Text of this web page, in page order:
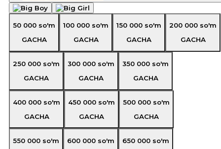
50 000 so'm
GACHA
100 000 so'm
GACHA
150 000 so'm
GACHA
200 000 so'm
GACHA
250 000 so'm
GACHA
300 000 so'm
GACHA
350 000 so'm
GACHA
400 000 so'm
GACHA
450 000 so'm
GACHA
500 000 so'm
GACHA
550 000 so'm
600 000 so'm
650 000 so'm